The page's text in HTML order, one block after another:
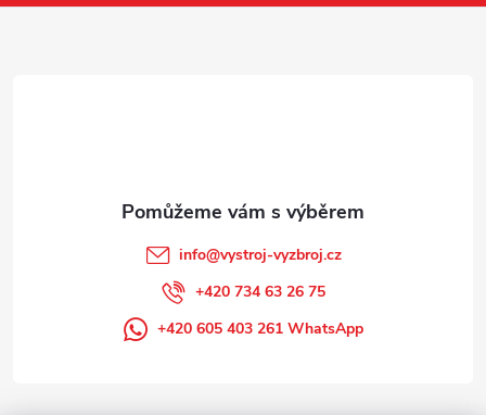
a
info@vystroj-vyzbroj.cz
+420 734 63 26 75
+420 605 403 261 WhatsApp